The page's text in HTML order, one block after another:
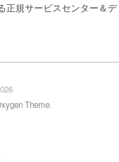
正規サービスセンター＆
Theme